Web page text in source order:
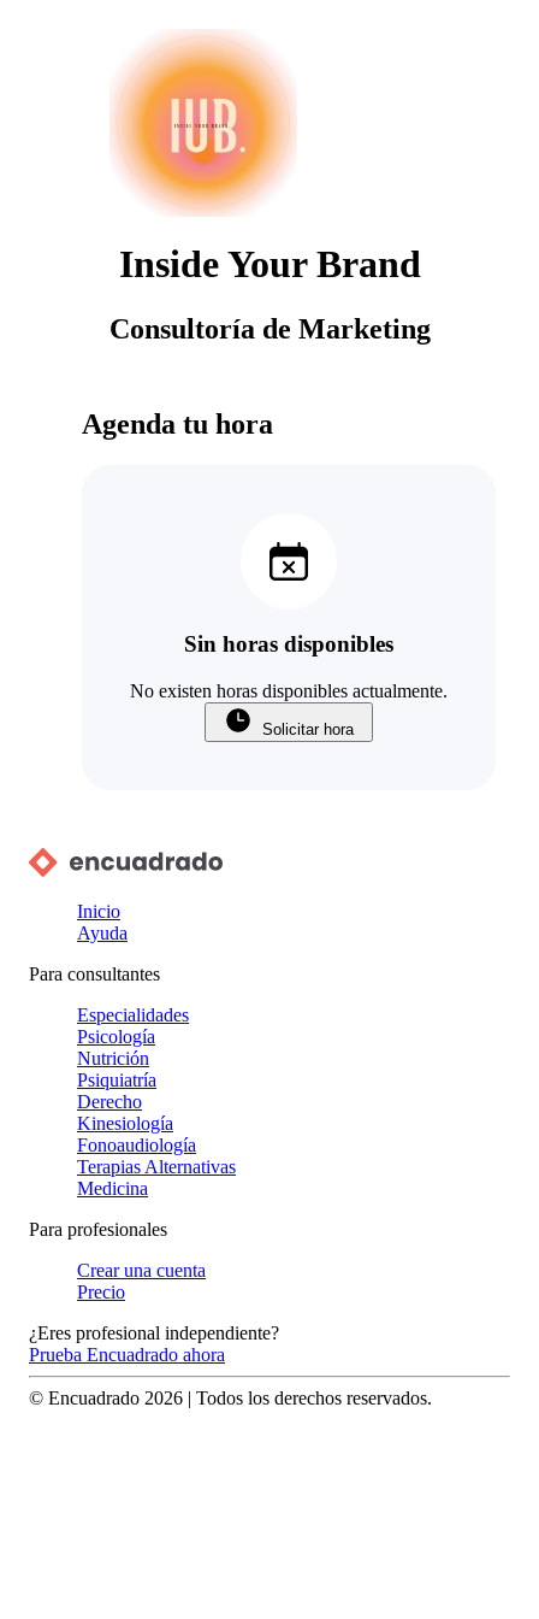
Inside Your Brand
Consultoría de Marketing
Agenda tu hora
Sin horas disponibles
No existen horas disponibles actualmente.
Solicitar hora
Inicio
Ayuda
Para consultantes
Especialidades
Psicología
Nutrición
Psiquiatría
Derecho
Kinesiología
Fonoaudiología
Terapias Alternativas
Medicina
Para profesionales
Crear una cuenta
Precio
¿Eres profesional independiente?
Prueba Encuadrado ahora
© Encuadrado 2026 | Todos los derechos reservados.